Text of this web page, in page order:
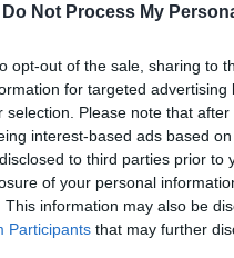
Do Not Process My
opt-out of the sale, sharing to
for targeted
selection. Please note that
interest-based ads based
to third parties prior
of your personal
This information may also be
Participants that may further
Χωνάκι ή
παγωτατζίδικα
είναι…και τα δύο!
Αυτά είναι τα 4